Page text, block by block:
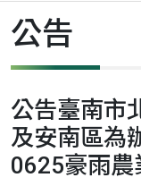
公告
公告臺南市
及安南區為
0625豪雨農